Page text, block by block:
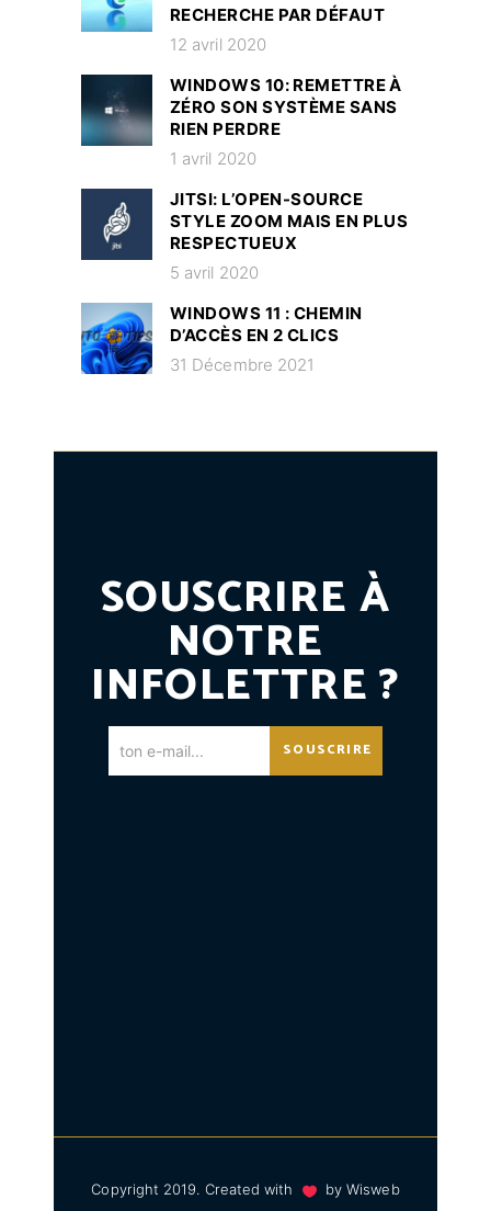
RECHERCHE PAR DÉFAUT
12 avril 2020
WINDOWS 10: REMETTRE À
ZÉRO SON SYSTÈME SANS
RIEN PERDRE
1 avril 2020
JITSI: L’OPEN-SOURCE
STYLE ZOOM MAIS EN PLUS
RESPECTUEUX
5 avril 2020
WINDOWS 11 : CHEMIN
D’ACCÈS EN 2 CLICS
31 Décembre 2021
SOUSCRIRE À
NOTRE
INFOLETTRE ?
SOUSCRIRE
Copyright 2019. Created with byWisweb